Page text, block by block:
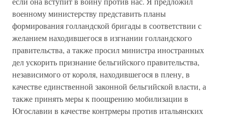
военному министерству представить планы
формирования голландской бригады в соответствии с
желанием находившегося в изгнании голландского
правительства, а также просил министра иностранных
дел ускорить признание бельгийского правительства,
независимого от короля, находившегося в плену, в
качестве единственной законной бельгийской власти, а
также принять меры к поощрению мобилизации в
Югославии в качестве контрмеры против итальянских